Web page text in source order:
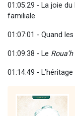
01:05:29 - La joie
familiale
01:07:01 - Quand
01:09:38 - Le
01:14:49 -